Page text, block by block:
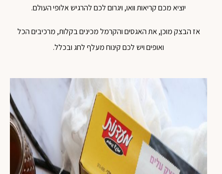
יוציא מכם קריאות וואו, ויגרום לכם להרגיש אלופי העולם.
אז הבצק מוכן, את האגסים והקרמל מכינים בקלות, מרכיבים הכל
ואופים ויש לכם קינוח מעלף לחג ובכלל.